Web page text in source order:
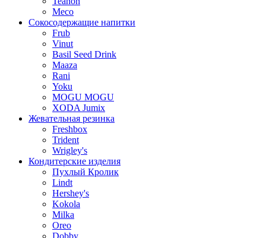
Meco
Сокосодержащие напитки
Frub
Vinut
Basil Seed Drink
Maaza
Rani
Yoku
MOGU MOGU
XODA Jumix
Жевательная резинка
Freshbox
Trident
Wrigley's
Кондитерские изделия
Пухлый Кролик
Lindt
Hershey's
Kokola
Milka
Oreo
Dobby